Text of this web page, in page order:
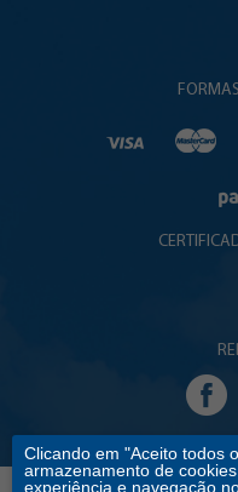
Clicando em "Aceito todos
armazenamento de
experiência e navegação